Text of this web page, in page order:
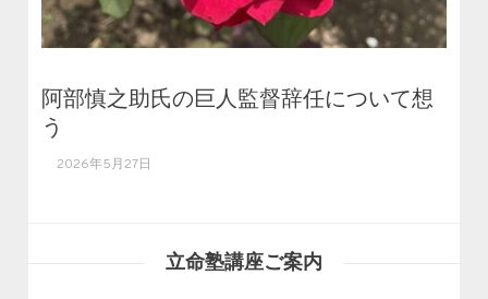
阿部慎之助氏の巨人監督辞任について想
う
2026年5月27日
立命塾講座ご案内